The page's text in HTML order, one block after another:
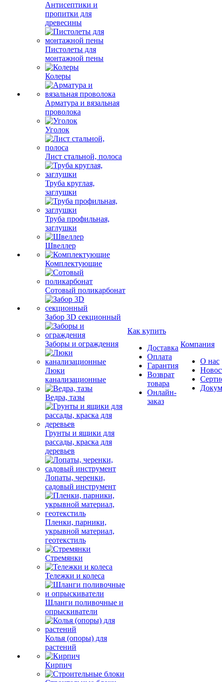
Антисептики и
пропитки для
древесины
Пистолеты для
монтажной пены
Колеры
Арматура и вязальная
проволока
Уголок
Лист стальной, полоса
Труба круглая,
заглушки
Труба профильная,
заглушки
Швеллер
Комплектующие
Сотовый поликарбонат
Забор 3D секционный
Заборы и ограждения
Люки
канализационные
Ведра, тазы
Грунты и ящики для
рассады, краска для
деревьев
Лопаты, черенки,
садовый инструмент
Пленки, парники,
укрывной материал,
геотекстиль
Стремянки
Тележки и колеса
Шланги поливочные и
опрыскиватели
Колья (опоры) для
растений
Кирпич
Как купить
Доставка
Оплата
Гарантия
Возврат
товара
Онлайн-
заказ
Компания
О нас